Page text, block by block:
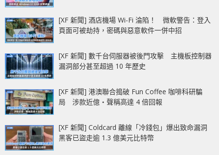
[XF 新聞] 酒店機場 Wi-Fi 淪陷！ 微軟警告：登入
頁面可被劫持，密碼與惡意軟件一併中招
[XF 新聞] 數千台伺服器被後門攻擊 主機板控制器
漏洞部分甚至超過 10 年歷史
[XF 新聞] 港澳聯合搗破 Fun Coffee 咖啡科研騙
局 涉款近億‧聲稱高達 4 倍回報
[XF 新聞] Coldcard 離線「冷錢包」爆出致命漏洞
黑客已盜走逾 1.3 億美元比特幣